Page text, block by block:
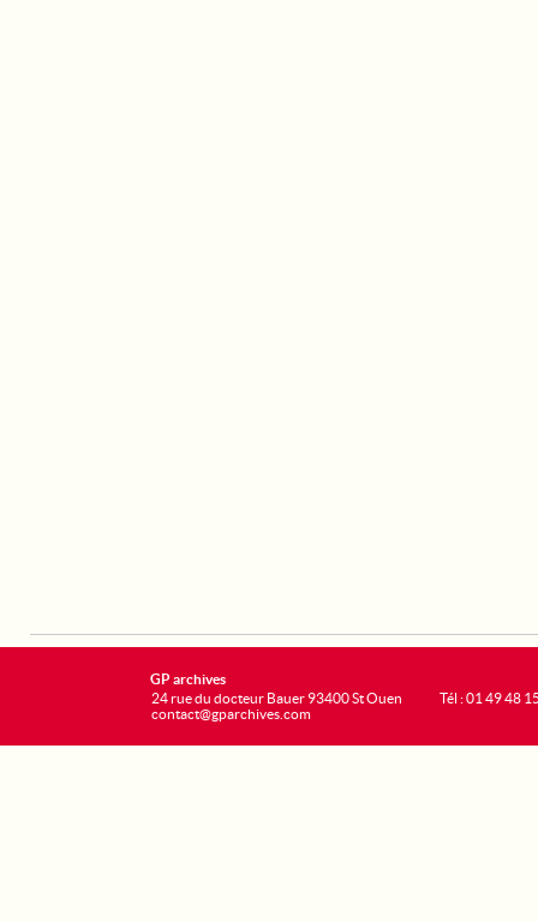
GP archives
24 rue du docteur Bauer 93400 St Ouen
contact@gparchives.com
Tél : 01 49 48